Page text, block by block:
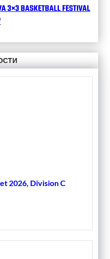
3×3 BASKETBALL FESTIVAL
2026, Division C